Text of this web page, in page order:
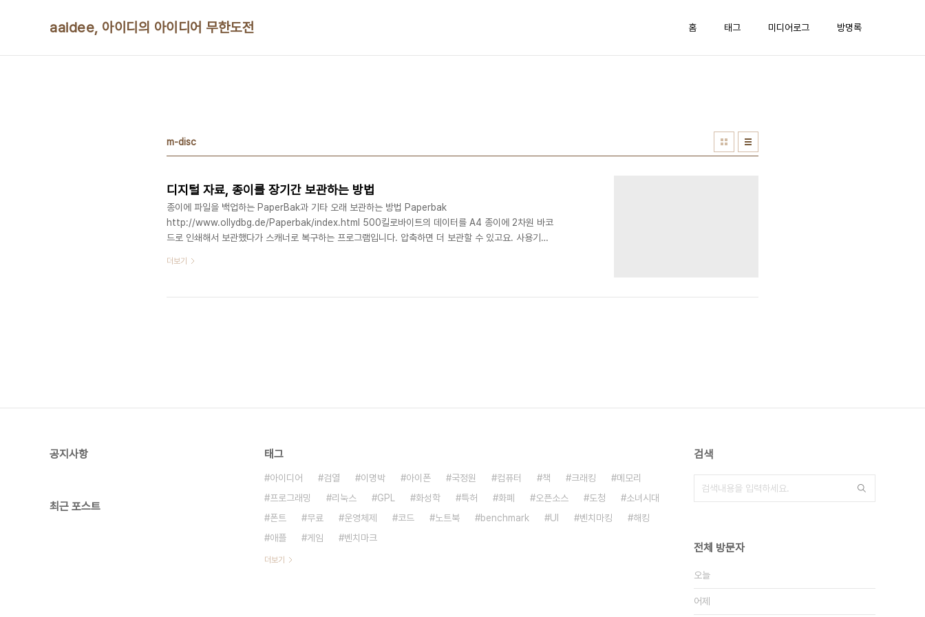
aaidee, 아이디의 아이디어 무한도전 홈 태그 미디어로그 방명록
m-disc
디지털 자료, 종이를 장기간 보관하는 방법
종이에 파일을 백업하는 PaperBak과 기타 오래 보관하는 방법 Paperbak
http://www.ollydbg.de/Paperbak/index.html 500킬로바이트의 데이터를 A4 종이에 2차원 바코
드로 인쇄해서 보관했다가 스캐너로 복구하는 프로그램입니다. 압축하면 더 보관할 수 있고요. 사용기
as-stupid-as-it-sounds?print github에 같은 소스가 올라와 있습니다.
https://github.com/DanielRuf/PaperBak Tw..
더보기
공지사항
최근 포스트
태그
아이디어 검열 이명박 아이폰 국정원 컴퓨터 책 크래킹
메모리
프로그래밍
리눅스 GPL 화성학 특허 화폐 오픈소스 도청
소녀시대
폰트
무료 운영체제 코드 노트북 benchmark UI 벤치마킹
해킹
애플
게임 벤치마크
더보기
검색
전체 방문자
오늘
어제